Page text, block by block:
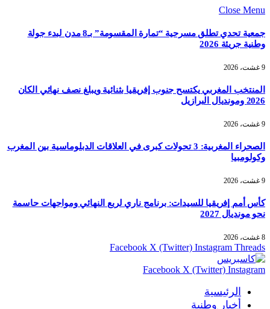
Close Menu
جمعية تحدي تطلق مسرحية “تمارة المقسومة” بـ8 مدن لبدء جولة
وطنية جريئة 2026
9 غشت، 2026
المنتخب المغربي يكتسح جنوب إفريقيا بثنائية ويبلغ نصف نهائي الكان
2026 ومونديال البرازيل
9 غشت، 2026
الصحراء المغربية: 3 تحولات كبرى في العلاقات الدبلوماسية بين المغرب
وكولومبيا
9 غشت، 2026
كأس أمم إفريقيا للسيدات: برنامج ناري لربع النهائي ومواجهات حاسمة
نحو مونديال 2027
8 غشت، 2026
Facebook X (Twitter) Instagram Threads
Facebook X (Twitter) Instagram
الرئيسية
أخبار وطنية